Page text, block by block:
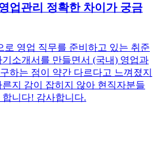
업관리 정확한 차이가 궁금
로 영업 직무를 준비하고 있는 취준
소개서를 만들면서 (국내) 영업과
하는 점이 약간 다르다고 느껴졌지
지 감이 잡히지 않아 현직자분들
니다! 감사합니다.